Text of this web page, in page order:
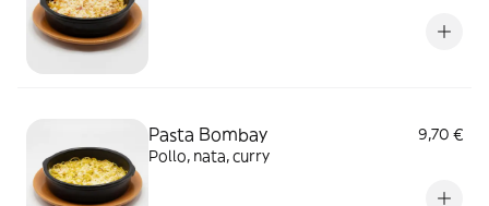
Pasta Bombay
9,70 €
Pollo, nata, curry